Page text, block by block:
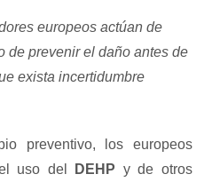
europeos actúan de
de prevenir el daño antes de
exista incertidumbre
preventivo, los europeos
uso del
DEHP y de otros